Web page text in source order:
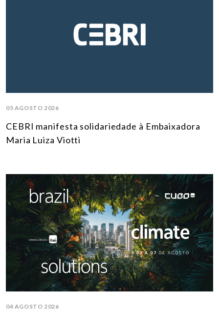
05 AGOSTO 2026
CEBRI manifesta solidariedade à Embaixadora
Maria Luiza Viotti
04 AGOSTO 2026